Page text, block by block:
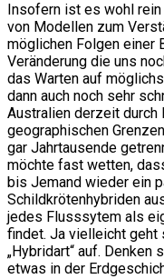
Insofern ist es wohl
von Modellen zum
möglichen Folgen einer
Veränderung die uns
das Warten auf
dann auch noch sehr
Australien derzeit durch
geographischen
gar Jahrtausende
möchte fast wetten,
bis Jemand wieder ein
Schildkrötenhybriden
jedes Flusssytem als
findet. Ja vielleicht geht
„Hybridart“ auf.
etwas in der